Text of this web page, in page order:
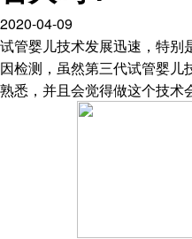
2020-04-09
试管婴儿技术发展迅速，特
因检测，虽然第三代试管婴儿
熟悉，并且会觉得做这个技术